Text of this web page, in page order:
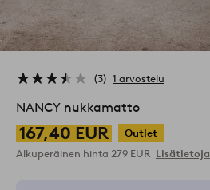
3 1 arvostelu
NANCY nukkamatto
167,40 EUR
Outlet
Alkuperäinen hinta 279 EUR Lisätietoja